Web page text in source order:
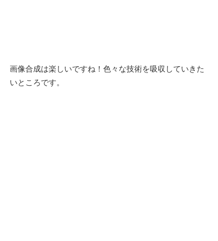
画像合成は楽しいですね！色々な技術を吸収していきた
いところです。